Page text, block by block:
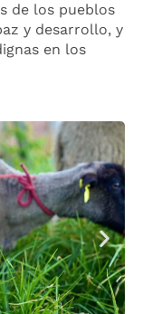
de los pueblos
y desarrollo, y
en los